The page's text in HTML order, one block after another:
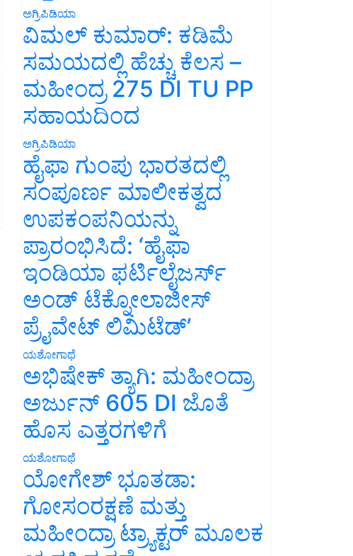
ಅಗ್ರಿಪಿಡಿಯಾ
ವಿಮಲ್ ಕುಮಾರ್: ಕಡಿಮೆ
ಸಮಯದಲ್ಲಿ ಹೆಚ್ಚು ಕೆಲಸ –
ಮಹೀಂದ್ರ 275 DI TU PP
ಸಹಾಯದಿಂದ
ಅಗ್ರಿಪಿಡಿಯಾ
ಹೈಫಾ ಗುಂಪು ಭಾರತದಲ್ಲಿ
ಸಂಪೂರ್ಣ ಮಾಲೀಕತ್ವದ
ಉಪಕಂಪನಿಯನ್ನು
ಪ್ರಾರಂಭಿಸಿದೆ: ‘ಹೈಫಾ
ಇಂಡಿಯಾ ಫರ್ಟಿಲೈಜರ್ಸ್
ಅಂಡ್ ಟೆಕ್ನೋಲಾಜೀಸ್
ಪ್ರೈವೇಟ್ ಲಿಮಿಟೆಡ್’
ಯಶೋಗಾಥೆ
ಅಭಿಷೇಕ್ ತ್ಯಾಗಿ: ಮಹೀಂದ್ರಾ
ಅರ್ಜುನ್ 605 DI ಜೊತೆ
ಹೊಸ ಎತ್ತರಗಳಿಗೆ
ಯಶೋಗಾಥೆ
ಯೋಗೇಶ್ ಭೂತಡಾ:
ಗೋಸಂರಕ್ಷಣೆ ಮತ್ತು
ಮಹೀಂದ್ರಾ ಟ್ರ್ಯಾಕ್ಟರ್ ಮೂಲಕ